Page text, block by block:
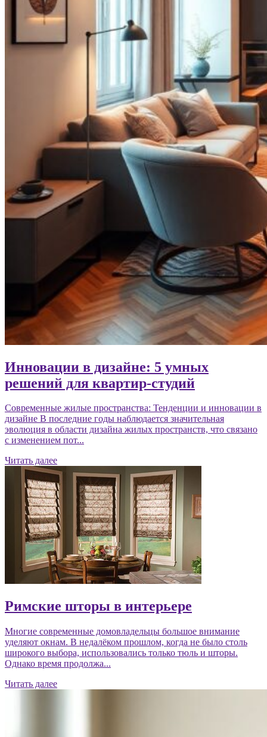
Инновации в дизайне: 5 умных
решений для квартир-студий
Современные жилые пространства: Тенденции и инновации в
дизайне В последние годы наблюдается значительная
эволюция в области дизайна жилых пространств, что связано
с изменением пот...
Читать далее
Римские шторы в интерьере
Многие современные домовладельцы большое внимание
уделяют окнам. В недалёком прошлом, когда не было столь
широкого выбора, использовались только тюль и шторы.
Однако время продолжа...
Читать далее